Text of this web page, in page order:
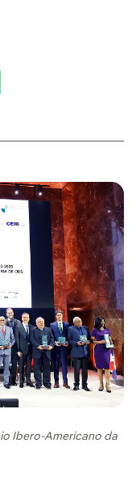
Ibero-Americano da